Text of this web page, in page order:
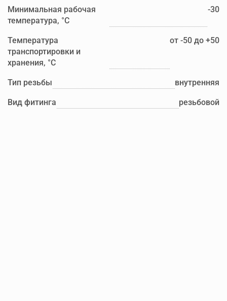
Минимальная рабочая
температура, °С
-30
Температура
транспортировки и
хранения, °С
от -50 до +50
Тип резьбы внутренняя
Вид фитинга резьбовой